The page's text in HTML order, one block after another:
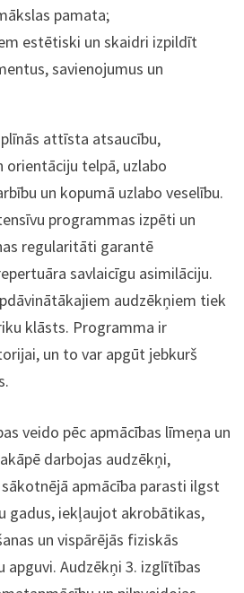
pamata;
estētiski un skaidri izpildīt
savienojumus un
attīsta atsaucību,
orientāciju telpā, uzlabo
un kopumā uzlabo veselību.
programmas izpēti un
regularitāti garantē
savlaicīgu asimilāciju.
audzēkņiem tiek
klāsts. Programma ir
un to var apgūt jebkurš
veido pēc apmācības līmeņa un
darbojas audzēkņi,
apmācība parasti ilgst
gadus, iekļaujot akrobātikas,
un vispārējās fiziskās
Audzēkņi 3. izglītības